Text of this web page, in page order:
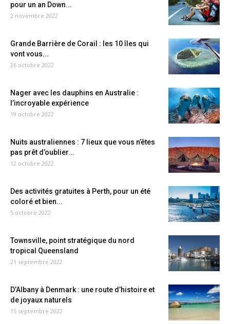
pour un an Down...
2 novembre 2022
Grande Barrière de Corail : les 10 îles qui
vont vous...
26 octobre 2022
Nager avec les dauphins en Australie :
l’incroyable expérience
19 octobre 2022
Nuits australiennes : 7 lieux que vous n’êtes
pas prêt d’oublier...
12 octobre 2022
Des activités gratuites à Perth, pour un été
coloré et bien...
5 octobre 2022
Townsville, point stratégique du nord
tropical Queensland
21 septembre 2022
D’Albany à Denmark : une route d’histoire et
de joyaux naturels
15 septembre 2022